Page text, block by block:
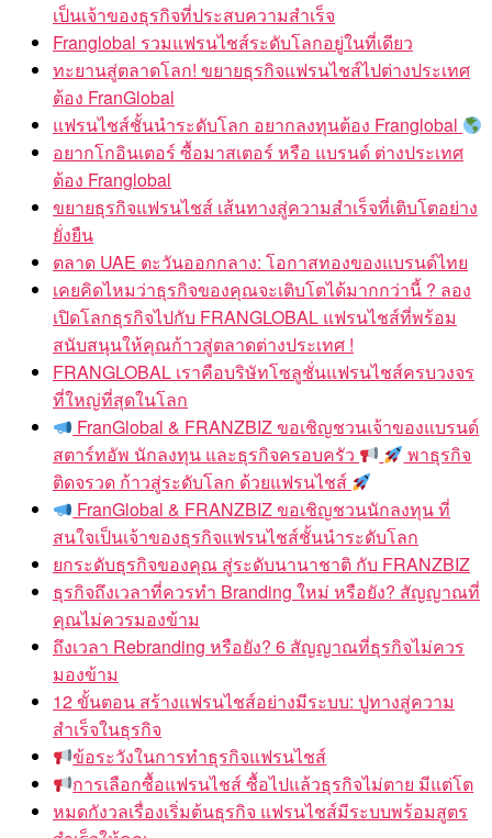
เป็นเจ้าของธุรกิจที่ประสบความสำเร็จ
Franglobal รวมแฟรนไชส์ระดับโลกอยู่ในที่เดียว
ทะยานสู่ตลาดโลก! ขยายธุรกิจแฟรนไชส์ไปต่างประเทศ
ต้อง FranGlobal
แฟรนไชส์ชั้นนำระดับโลก อยากลงทุนต้อง Franglobal
อยากโกอินเตอร์ ซื้อมาสเตอร์ หรือ แบรนด์ ต่างประเทศ
ต้อง Franglobal
ขยายธุรกิจแฟรนไชส์ เส้นทางสู่ความสำเร็จที่เติบโตอย่าง
ยั่งยืน
ตลาด UAE ตะวันออกกลาง: โอกาสทองของแบรนด์ไทย
เคยคิดไหมว่าธุรกิจของคุณจะเติบโตได้มากกว่านี้ ? ลอง
เปิดโลกธุรกิจไปกับ FRANGLOBAL แฟรนไชส์ที่พร้อม
สนับสนุนให้คุณก้าวสู่ตลาดต่างประเทศ !
FRANGLOBAL เราคือบริษัทโซลูชั่นแฟรนไชส์ครบวงจร
ที่ใหญ่ที่สุดในโลก
FranGlobal & FRANZBIZ ขอเชิญชวนเจ้าของแบรนด์
สตาร์ทอัพ นักลงทุน และธุรกิจครอบครัว
พาธุรกิจ
ติดจรวด ก้าวสู่ระดับโลก ด้วยแฟรนไชส์
FranGlobal & FRANZBIZ ขอเชิญชวนนักลงทุน ที่
สนใจเป็นเจ้าของธุรกิจแฟรนไชส์ชั้นนำระดับโลก
ยกระดับธุรกิจของคุณ สู่ระดับนานาชาติ กับ FRANZBIZ
ธุรกิจถึงเวลาที่ควรทำ Branding ใหม่ หรือยัง? สัญญาณที่
คุณไม่ควรมองข้าม
ถึงเวลา Rebranding หรือยัง? 6 สัญญาณที่ธุรกิจไม่ควร
มองข้าม
12 ขั้นตอน สร้างแฟรนไชส์อย่างมีระบบ: ปูทางสู่ความ
สำเร็จในธุรกิจ
ข้อระวังในการทำธุรกิจแฟรนไชส์
การเลือกซื้อแฟรนไชส์ ซื้อไปแล้วธุรกิจไม่ตาย มีแต่โต
หมดกังวลเรื่องเริ่มต้นธุรกิจ แฟรนไชส์มีระบบพร้อมสูตร